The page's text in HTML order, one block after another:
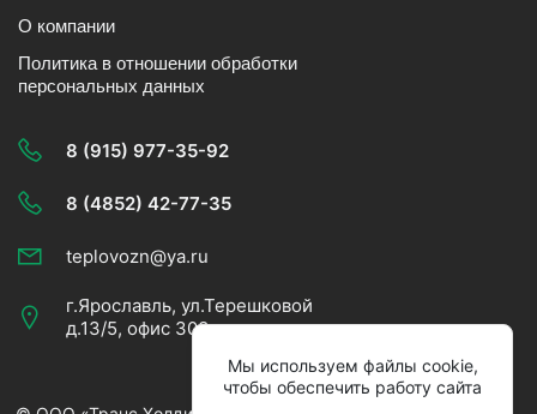
О компании
Политика в отношении обработки
персональных данных
8 (915) 977-35-92
8 (4852) 42-77-35
teplovozn@ya.ru
г.Ярославль, ул.Терешковой
д.13/5, офис 303
Мы используем файлы cookie,
чтобы обеспечить работу сайта